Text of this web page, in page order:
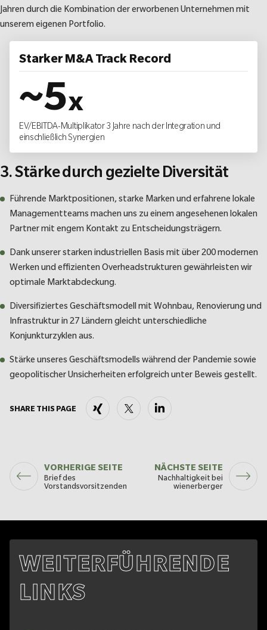
Jahren durch die Kombination der erworbenen Unternehmen mit
unserem eigenen Portfolio.
Starker M&A Track Record
~5x
EV/EBITDA-Multiplikator 3 Jahre nach der Integration und
einschließlich Synergien
3. Stärke durch gezielte Diversität
Führende Marktpositionen, starke Marken und erfahrene lokale
Managementteams machen uns zu einem angesehenen lokalen
Partner mit engem Kontakt zu Entscheidungsträgern.
Dank unserer starken industriellen Basis mit über 200 modernen
Werken und effizienten Overheadstrukturen gewährleisten wir
optimale Marktabdeckung.
Diversifiziertes Geschäftsmodell mit Wohnbau, Renovierung und
Infrastruktur in 27 Ländern gleicht unterschiedliche
Konjunkturzyklen aus.
Stärke unseres Geschäftsmodells während der Pandemie sowie
geopolitischer Unsicherheiten erfolgreich unter Beweis gestellt.
SHARE THIS PAGE Xing Twitter LinkedIn
VORHERIGE SEITE
Brief des
Vorstandsvorsitzenden
NÄCHSTE SEITE
Nachhaltigkeit bei
wienerberger
WEITERFÜHRENDE
LINKS